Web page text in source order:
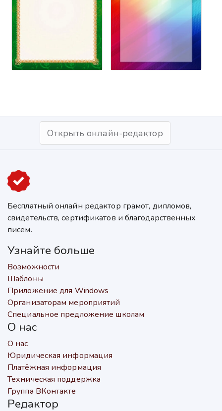
Открыть онлайн-редактор
Бесплатный онлайн редактор грамот, дипломов,
свидетельств, сертификатов и благодарственных
писем.
Узнайте больше
Возможности
Шаблоны
Приложение для Windows
Организаторам мероприятий
Специальное предложение школам
О нас
О нас
Юридическая информация
Платёжная информация
Техническая поддержка
Группа ВКонтакте
Редактор